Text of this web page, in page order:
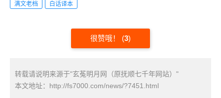
满文老档 白话译本
很赞哦！ (3)
转载请说明来源于"玄菟明月网（原抚顺七千年网站）"
本文地址： http://fs7000.com/news/?7451.html